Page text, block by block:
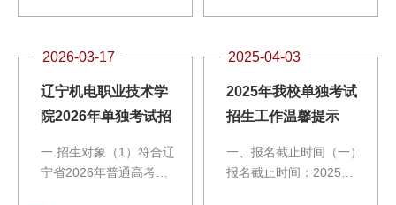
园校区2机电一体化技术
器人技术126仪表园校区
4智能控制技术126仪表
园校区5工业过程自动化
技术189仪表园校区6工
表园校区7电子信息工程
技术63仪表园校区8集成
2026-03-17
辽宁机电职业技术学
院2026年单独考试招
一.招生对象（1）符合辽
宁省2026年普通高考报
2025-04-03
2025年我校单独考试
招生工作温馨提示
一、报名截止时间（一）
报名截止时间：2025年4